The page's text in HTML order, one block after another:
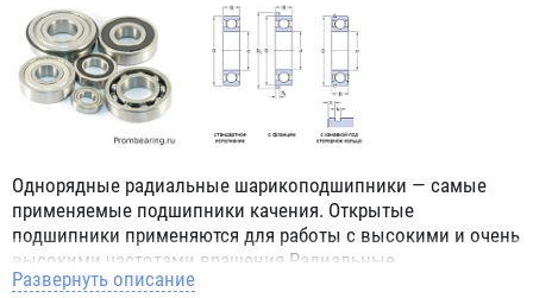
Однорядные радиальные шарикоподшипники — самые
применяемые подшипники качения. Открытые
подшипники применяются для работы с высокими и очень
высокими частотами вращения.Радиальные
шарикоподшипники обозначением 2Z ZZ с обеих сторон
Развернуть описание